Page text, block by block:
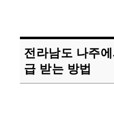
전라남도 나주
급 받는 방법